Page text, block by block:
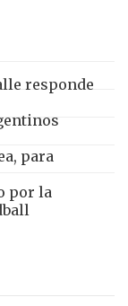
responde
para
por la